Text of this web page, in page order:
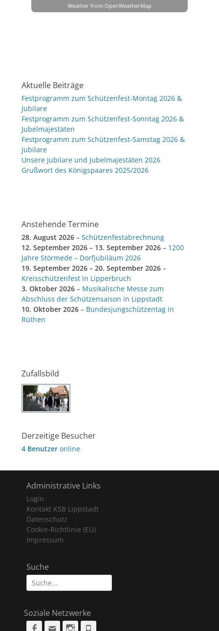
Weather from OpenWeatherMap
Aktuelle Beiträge
Festprogramm zum Schützenfest-Montag 2026 &
Jubilare
Festprogramm zum Schützenfest-Sonntag 2026 &
Jubelmajestäten
Festprogramm zum Schützenfest-Samstag 2026 &
Jubilare
Unsere Jubilare und Jubelmajestäten 2026
Grußwort des Königspaares 2025/2026
Anstehende Termine
28. August 2026 – Schützenfestabrechnung
12. September 2026 – 13. September 2026 – 1200
Jahre Störmede – Dorfjubiläum 2026
19. September 2026 – 20. September 2026 –
Kreisschützenfest in Lipperbruch
3. Oktober 2026 – Musikalische Messe zum
Abschluss der Schützensaison in Lippstadt
10. Oktober 2026 – Bundesjungschützentag in
Rüthen
Zufallsbild
Derzeitige Besucher
4 Benutzer online
Administrative Links
Login
Kontakt KSB Lippstadt
Datenschutz
Cookie-Richtlinie (EU)
Impressum
Suche
Suche
nach:
Soziale Netzwerke
Facebook
Email Instagram